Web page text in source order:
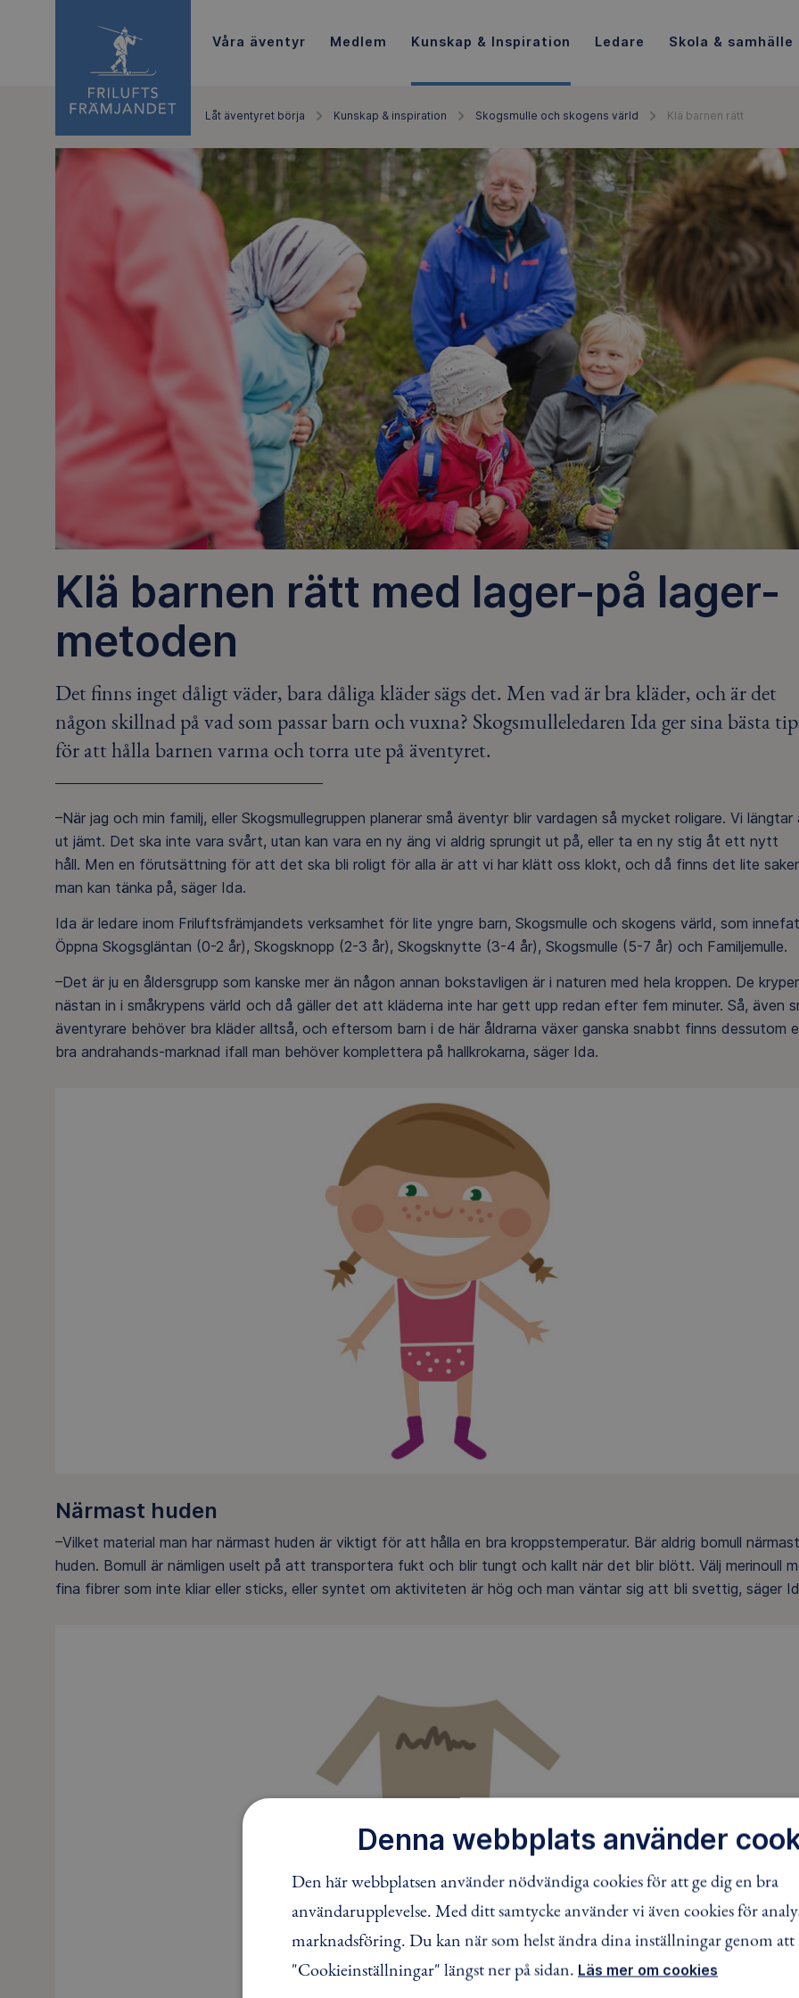
Våra äventyr Medlem Kunskap & Inspiration Ledare Skola & samhälle
Låt äventyret börja Kunskap & inspiration Skogsmulle och skogens värld Klä barnen rätt
Klä barnen rätt med lager-på lager-
metoden
Det finns inget dåligt väder, bara dåliga kläder sägs det. Men vad är bra kläder, och är det
någon skillnad på vad som passar barn och vuxna? Skogsmulleledaren Ida ger sina bästa
för att hålla barnen varma och torra ute på äventyret.
–När jag och min familj, eller Skogsmullegruppen planerar små äventyr blir vardagen så mycket roligare. Vi längtar
ut jämt. Det ska inte vara svårt, utan kan vara en ny äng vi aldrig sprungit ut på, eller ta en ny stig åt ett nytt
håll. Men en förutsättning för att det ska bli roligt för alla är att vi har klätt oss klokt, och då finns det lite saker
man kan tänka på, säger Ida.
Ida är ledare inom Friluftsfrämjandets verksamhet för lite yngre barn, Skogsmulle och skogens värld, som
Öppna Skogsgläntan (0-2 år), Skogsknopp (2-3 år), Skogsknytte (3-4 år), Skogsmulle (5-7 år) och Familjemulle.⁠
–Det är ju en åldersgrupp som kanske mer än någon annan bokstavligen är i naturen med hela kroppen. De kryper
nästan in i småkrypens värld och då gäller det att kläderna inte har gett upp redan efter fem minuter. Så, även
äventyrare behöver bra kläder alltså, och eftersom barn i de här åldrarna växer ganska snabbt finns dessutom
bra andrahands-marknad ifall man behöver komplettera på hallkrokarna, säger Ida.
Närmast huden
–Vilket material man har närmast huden är viktigt för att hålla en bra kroppstemperatur. Bär aldrig bomull närmast
huden. Bomull är nämligen uselt på att transportera fukt och blir tungt och kallt när det blir blött. Välj merinoull
fina fibrer som inte kliar eller sticks, eller syntet om aktiviteten är hög och man väntar sig att bli svettig, säger
Denna webbplats använder
Den här webbplatsen använder nödvändiga cookies för att ge dig en bra
användarupplevelse. Med ditt samtycke använder vi även cookies för
marknadsföring. Du kan när som helst ändra dina inställningar genom att
"Cookieinställningar" längst ner på sidan. Läs mer om cookies